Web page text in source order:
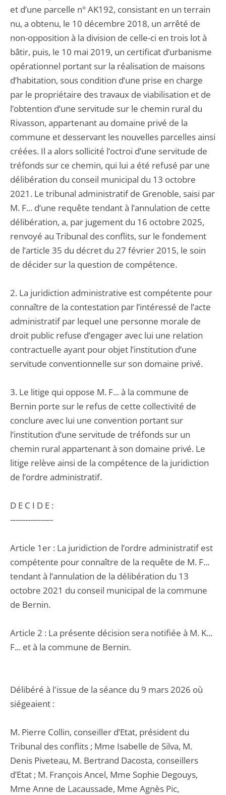
et d’une parcelle n° AK192, consistant en un terrain
nu, a obtenu, le 10 décembre 2018, un arrêté de
non-opposition à la division de celle-ci en trois lot à
bâtir, puis, le 10 mai 2019, un certificat d’urbanisme
opérationnel portant sur la réalisation de maisons
d’habitation, sous condition d’une prise en charge
par le propriétaire des travaux de viabilisation et de
l’obtention d’une servitude sur le chemin rural du
Rivasson, appartenant au domaine privé de la
commune et desservant les nouvelles parcelles ainsi
créées. Il a alors sollicité l’octroi d’une servitude de
tréfonds sur ce chemin, qui lui a été refusé par une
délibération du conseil municipal du 13 octobre
2021. Le tribunal administratif de Grenoble, saisi par
M. F... d’une requête tendant à l’annulation de cette
délibération, a, par jugement du 16 octobre 2025,
renvoyé au Tribunal des conflits, sur le fondement
de l’article 35 du décret du 27 février 2015, le soin
de décider sur la question de compétence.
2. La juridiction administrative est compétente pour
connaître de la contestation par l’intéressé de l’acte
administratif par lequel une personne morale de
droit public refuse d’engager avec lui une relation
contractuelle ayant pour objet l’institution d’une
servitude conventionnelle sur son domaine privé.
3. Le litige qui oppose M. F... à la commune de
Bernin porte sur le refus de cette collectivité de
conclure avec lui une convention portant sur
l’institution d’une servitude de tréfonds sur un
chemin rural appartenant à son domaine privé. Le
litige relève ainsi de la compétence de la juridiction
de l’ordre administratif.
D E C I D E :
-----------------
Article 1er : La juridiction de l’ordre administratif est
compétente pour connaître de la requête de M. F...
tendant à l’annulation de la délibération du 13
octobre 2021 du conseil municipal de la commune
de Bernin.
Article 2 : La présente décision sera notifiée à M. K...
F... et à la commune de Bernin.
Délibéré à l'issue de la séance du 9 mars 2026 où
siégeaient :
M. Pierre Collin, conseiller d’Etat, président du
Tribunal des conflits ; Mme Isabelle de Silva, M.
Denis Piveteau, M. Bertrand Dacosta, conseillers
d’Etat ; M. François Ancel, Mme Sophie Degouys,
Mme Anne de Lacaussade, Mme Agnès Pic,